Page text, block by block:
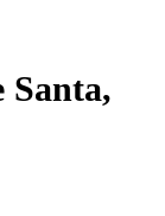
Santa,